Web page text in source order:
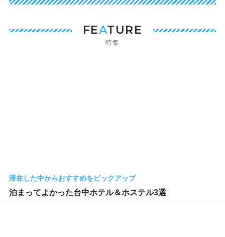
FEATURE
特集
滞在した中からおすすめをピックアップ
泊まってよかった台中ホテル＆ホステル3選